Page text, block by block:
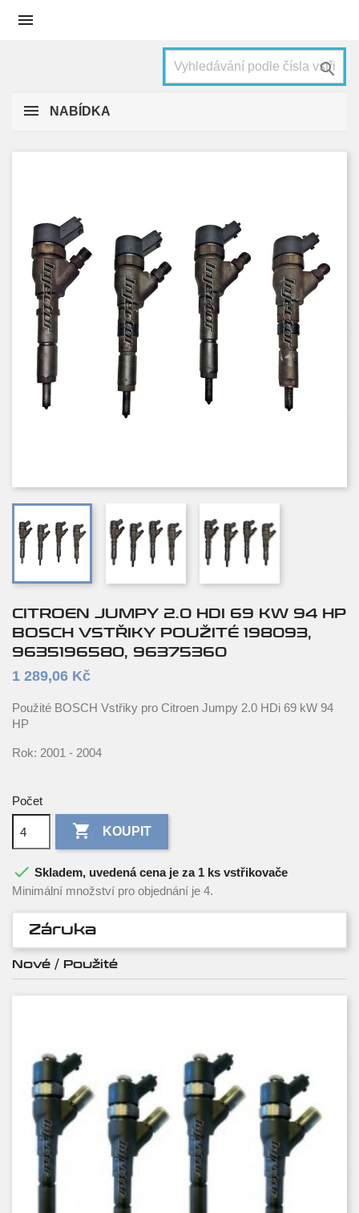


NABÍDKA
CITROEN JUMPY 2.0 HDI 69 KW 94 HP
BOSCH VSTŘIKY POUŽITÉ 198093,
9635196580, 96375360
1 289,06 Kč
Použité BOSCH Vstřiky pro Citroen Jumpy 2.0 HDi 69 kW 94
HP
Rok: 2001 - 2004
Počet
 KOUPIT
 Skladem, uvedená cena je za 1 ks vstřikovače
Minimální množství pro objednání je 4.
Záruka
Nové / Použité